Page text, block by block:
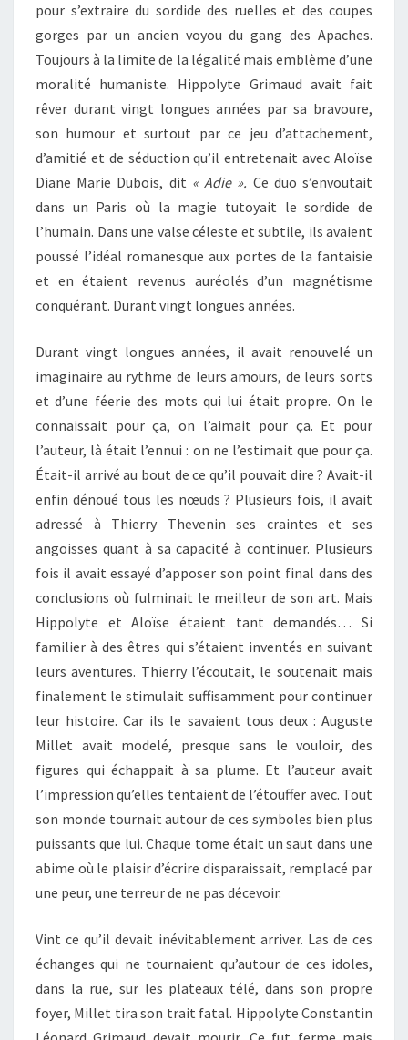
pour s’extraire du sordide des ruelles et des coupes
gorges par un ancien voyou du gang des Apaches.
Toujours à la limite de la légalité mais emblème d’une
moralité humaniste. Hippolyte Grimaud avait fait
rêver durant vingt longues années par sa bravoure,
son humour et surtout par ce jeu d’attachement,
d’amitié et de séduction qu’il entretenait avec Aloïse
Diane Marie Dubois, dit « Adie ». Ce duo s’envoutait
dans un Paris où la magie tutoyait le sordide de
l’humain. Dans une valse céleste et subtile, ils avaient
poussé l’idéal romanesque aux portes de la fantaisie
et en étaient revenus auréolés d’un magnétisme
conquérant. Durant vingt longues années.
Durant vingt longues années, il avait renouvelé un
imaginaire au rythme de leurs amours, de leurs sorts
et d’une féerie des mots qui lui était propre. On le
connaissait pour ça, on l’aimait pour ça. Et pour
l’auteur, là était l’ennui : on ne l’estimait que pour ça.
Était-il arrivé au bout de ce qu’il pouvait dire ? Avait-il
enfin dénoué tous les nœuds ? Plusieurs fois, il avait
adressé à Thierry Thevenin ses craintes et ses
angoisses quant à sa capacité à continuer. Plusieurs
fois il avait essayé d’apposer son point final dans des
conclusions où fulminait le meilleur de son art. Mais
Hippolyte et Aloïse étaient tant demandés… Si
familier à des êtres qui s’étaient inventés en suivant
leurs aventures. Thierry l’écoutait, le soutenait mais
finalement le stimulait suffisamment pour continuer
leur histoire. Car ils le savaient tous deux : Auguste
Millet avait modelé, presque sans le vouloir, des
figures qui échappait à sa plume. Et l’auteur avait
l’impression qu’elles tentaient de l’étouffer avec. Tout
son monde tournait autour de ces symboles bien plus
puissants que lui. Chaque tome était un saut dans une
abime où le plaisir d’écrire disparaissait, remplacé par
une peur, une terreur de ne pas décevoir.
Vint ce qu’il devait inévitablement arriver. Las de ces
échanges qui ne tournaient qu’autour de ces idoles,
dans la rue, sur les plateaux télé, dans son propre
foyer, Millet tira son trait fatal. Hippolyte Constantin